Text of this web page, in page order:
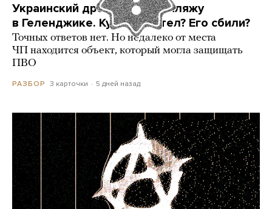
Украинский дрон попал по пляжу
в Геленджике. Куда он летел? Его сбили?
Точных ответов нет. Но недалеко от места
ЧП находится объект, который могла защищать
ПВО
РАЗБОР 3 карточки 5 дней назад